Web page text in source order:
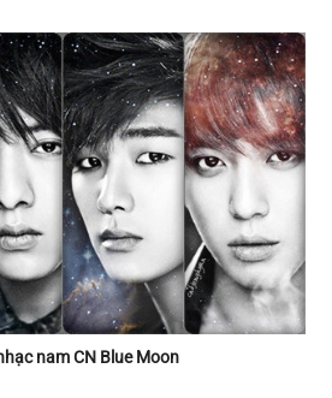
nam CN Blue Moon